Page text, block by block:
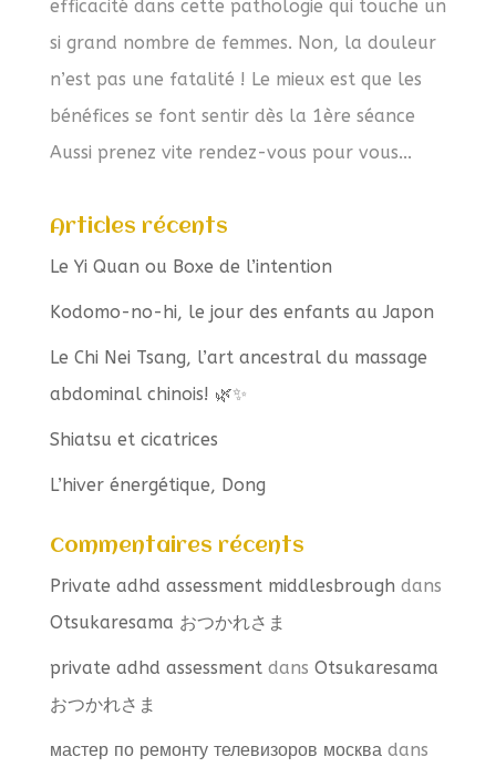
efficacité dans cette pathologie qui touche un
si grand nombre de femmes. Non, la douleur
n’est pas une fatalité ! Le mieux est que les
bénéfices se font sentir dès la 1ère séance
Aussi prenez vite rendez-vous pour vous...
Articles récents
Le Yi Quan ou Boxe de l’intention
Kodomo-no-hi, le jour des enfants au Japon
Le Chi Nei Tsang, l’art ancestral du massage
abdominal chinois! 🌿✨
Shiatsu et cicatrices
L’hiver énergétique, Dong
Commentaires récents
Private adhd assessment middlesbrough dans
Otsukaresama おつかれさま
private adhd assessmentdans Otsukaresama
おつかれさま
мастер по ремонту телевизоров москваdans